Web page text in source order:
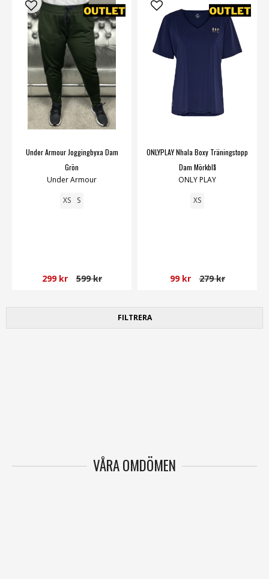
Under Armour Joggingbyxa Dam
Grön
Under Armour
XS S
299 kr 599 kr
ONLYPLAY Nhala Boxy Träningstopp
Dam Mörkblå
ONLY PLAY
XS
99 kr 279 kr
FILTRERA
VÅRA OMDÖMEN